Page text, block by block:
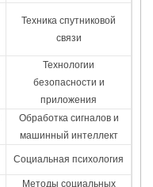
Техника спутниковой
связи
Технологии
безопасности и
приложения
Обработка сигналов и
машинный интеллект
Социальная психология
Методы социальных